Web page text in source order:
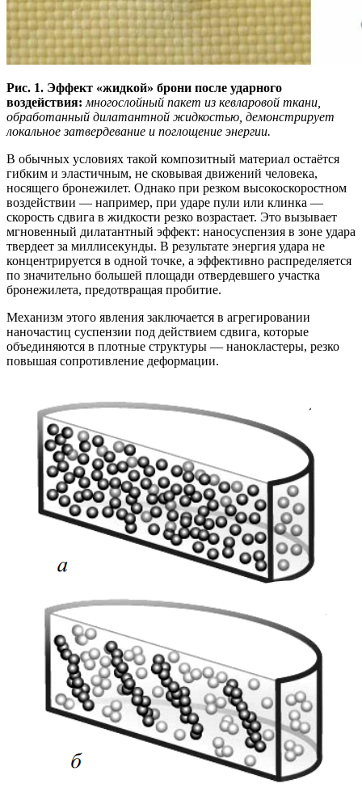
Рис. 1. Эффект «жидкой» брони после ударного
воздействия: многослойный пакет из кевларовой ткани,
обработанный дилатантной жидкостью, демонстрирует
локальное затвердевание и поглощение энергии.
В обычных условиях такой композитный материал остаётся
гибким и эластичным, не сковывая движений человека,
носящего бронежилет. Однако при резком высокоскоростном
воздействии — например, при ударе пули или клинка —
скорость сдвига в жидкости резко возрастает. Это вызывает
мгновенный дилатантный эффект: наносуспензия в зоне удара
твердеет за миллисекунды. В результате энергия удара не
концентрируется в одной точке, а эффективно распределяется
по значительно большей площади отвердевшего участка
бронежилета, предотвращая пробитие.
Механизм этого явления заключается в агрегировании
наночастиц суспензии под действием сдвига, которые
объединяются в плотные структуры — нанокластеры, резко
повышая сопротивление деформации.